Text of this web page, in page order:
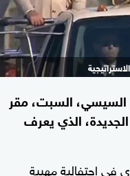
السيسي، السبت، مقر
الذي يعرف
في احتفالية مهيبة